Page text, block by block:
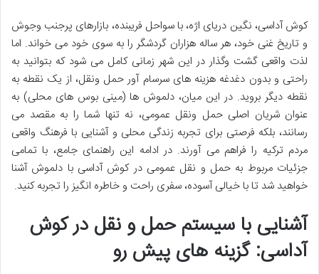
کوش آداسی، نگین دریای اژه، با سواحل فریبنده، بازارهای پرجنب وجوش
و تاریخ غنی خود، هر ساله هزاران گردشگر را به سوی خود می خواند. اما
لذت واقعی گشت وگذار در این شهر زمانی کامل می شود که بتوانید به
راحتی و بدون دغدغه هزینه های سرسام آور حمل ونقل، از یک نقطه به
نقطه دیگر بروید. در این میان، دلموش ها (مینی بوس های محلی) به
عنوان شریان اصلی حمل ونقل عمومی، نه تنها شما را به مقصد می
رسانند، بلکه فرصتی برای تجربه زندگی محلی و آشنایی با فرهنگ واقعی
مردم ترکیه را فراهم می آورند. در ادامه این راهنمای جامع، با تمامی
جزئیات مربوط به حمل و نقل عمومی در کوش آداسی با دلموش آشنا
خواهید شد تا با خیالی آسوده، سفری راحت و خاطره انگیز را تجربه کنید.
آشنایی با سیستم حمل و نقل در کوش
آداسی: گزینه های پیش رو